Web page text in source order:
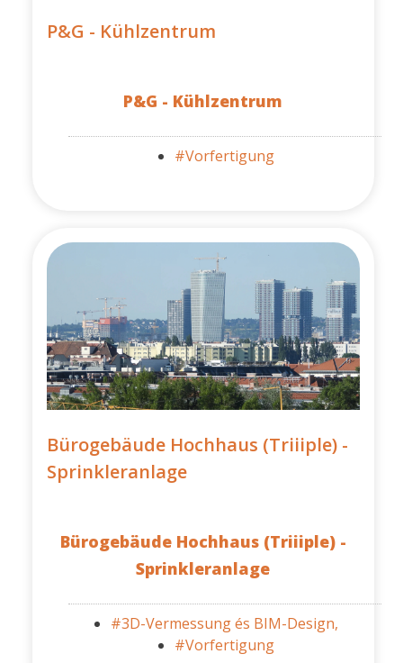
P&G - Kühlzentrum
P&G - Kühlzentrum
#Vorfertigung
Bürogebäude Hochhaus (Triiiple) -
Sprinkleranlage
Bürogebäude Hochhaus (Triiiple) -
Sprinkleranlage
#3D-Vermessung és BIM-Design,
#Vorfertigung